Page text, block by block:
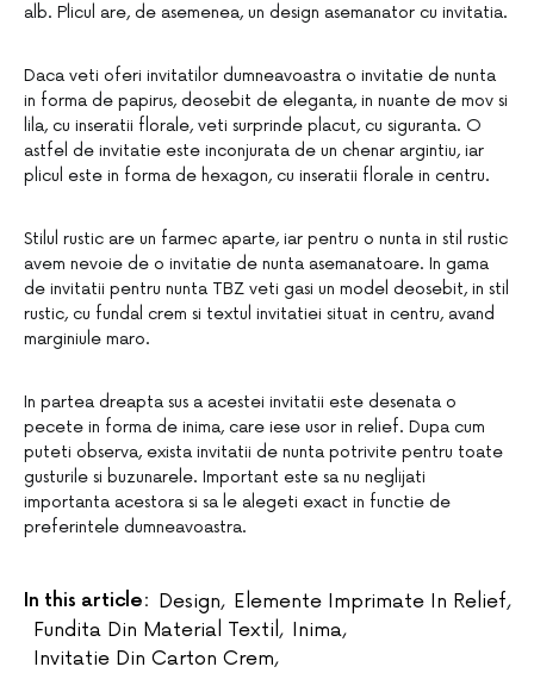
alb. Plicul are, de asemenea, un design asemanator cu invitatia.
Daca veti oferi invitatilor dumneavoastra o invitatie de nunta
in forma de papirus, deosebit de eleganta, in nuante de mov si
lila, cu inseratii florale, veti surprinde placut, cu siguranta. O
astfel de invitatie este inconjurata de un chenar argintiu, iar
plicul este in forma de hexagon, cu inseratii florale in centru.
Stilul rustic are un farmec aparte, iar pentru o nunta in stil rustic
avem nevoie de o invitatie de nunta asemanatoare. In gama
de invitatii pentru nunta TBZ veti gasi un model deosebit, in stil
rustic, cu fundal crem si textul invitatiei situat in centru, avand
marginiule maro.
In partea dreapta sus a acestei invitatii este desenata o
pecete in forma de inima, care iese usor in relief. Dupa cum
puteti observa, exista invitatii de nunta potrivite pentru toate
gusturile si buzunarele. Important este sa nu neglijati
importanta acestora si sa le alegeti exact in functie de
preferintele dumneavoastra.
In this article: Design, Elemente Imprimate In Relief,
Fundita Din Material Textil, Inima,
Invitatie Din Carton Crem,